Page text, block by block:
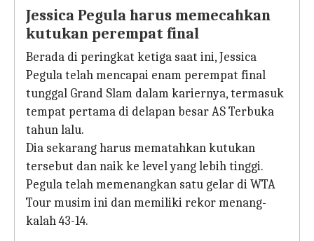
Jessica Pegula harus memecahkan
kutukan perempat final
Berada di peringkat ketiga saat ini, Jessica
Pegula telah mencapai enam perempat final
tunggal Grand Slam dalam kariernya, termasuk
tempat pertama di delapan besar AS Terbuka
tahun lalu.
Dia sekarang harus mematahkan kutukan
tersebut dan naik ke level yang lebih tinggi.
Pegula telah memenangkan satu gelar di WTA
Tour musim ini dan memiliki rekor menang-
kalah 43-14.